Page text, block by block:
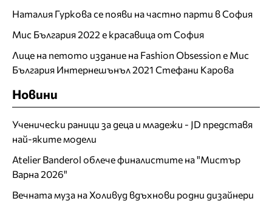
Наталия Гуркова се появи на частно парти в София
Мис България 2022 е красавица от София
Лице на петото издание на Fashion Obsession е Мис
България Интернешънъл 2021 Стефани Карова
Новини
Ученически раници за деца и младежи - JD представя
най-яките модели
Atelier Banderol облече финалистите на "Мистър
Варна 2026"
Вечната муза на Холивуд вдъхнови родни дизайнери